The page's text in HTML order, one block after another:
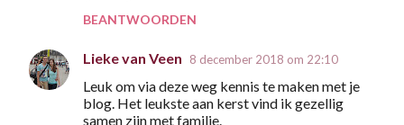
BEANTWOORDEN
Lieke van Veen 8 december 2018 om 22:10
Leuk om via deze weg kennis te maken met je
blog. Het leukste aan kerst vind ik gezellig
samen zijn met familie.